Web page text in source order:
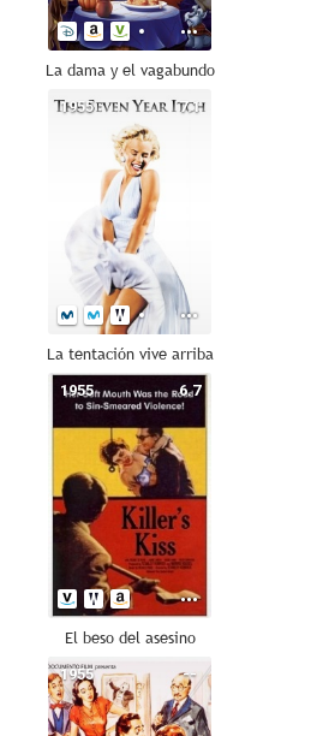
La dama y el vagabundo
7.1
1955
La tentación vive arriba
6.7
1955
El beso del asesino
--
1955